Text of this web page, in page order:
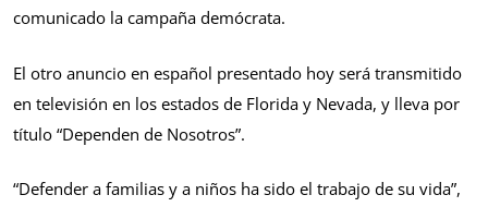
comunicado la campaña demócrata.
El otro anuncio en español presentado hoy será transmitido
en televisión en los estados de Florida y Nevada, y lleva por
título “Dependen de Nosotros”.
“Defender a familias y a niños ha sido el trabajo de su vida”,